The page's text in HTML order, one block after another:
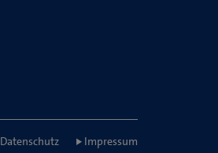
Datenschutz Impressum